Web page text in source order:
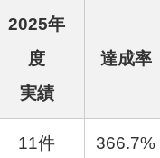
2025年
度
実績
達成率
11件 366.7%